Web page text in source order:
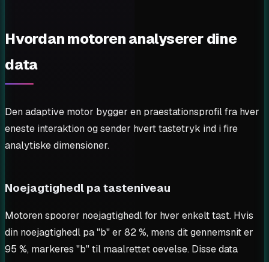
Hvordan motoren analyserer dine
data
Den adaptive motor bygger en praestationsprofil fra hver
eneste interaktion og sender hvert tastetryk ind i fire
analytiske dimensioner.
Noejagtighedl pa tasteniveau
Motoren spoorer noejagtighedl for hver enkelt tast. Hvis
din noejagtighedl pa "b" er 82 %, mens dit gennemsnit er
95 %, markeres "b" til maalrettet oevelse. Disse data